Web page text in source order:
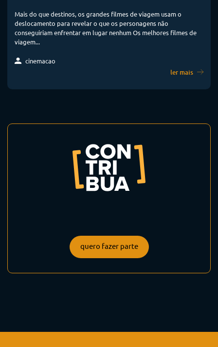
Mais do que destinos, os grandes filmes de viagem usam o
deslocamento para revelar o que os personagens não
conseguiriam enfrentar em lugar nenhum Os melhores filmes de
viagem...
cinemacao
ler mais
quero fazer parte